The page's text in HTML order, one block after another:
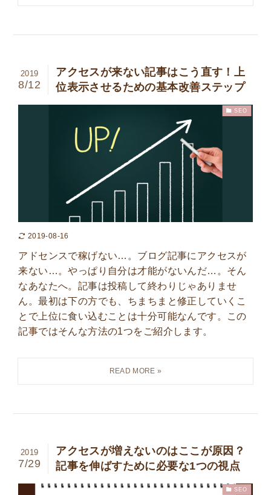
アクセスが来ない記事はこう直す！上
位表示させるための基本改善ステップ
2019
8/12
SEO
2019-08-16
アドセンスで稼げない…。ブログ記事にアクセスが
来ない…。やっぱり自分は才能がないんだ…。そん
なあなたへ。記事は投稿して終わりじゃありませ
ん。最初は下の方でも、ちまちまと修正していくこ
とで上位に食い込むことは十分可能なんです。この
記事ではそんな方法の1つをご紹介します。
アクセスが増えないのはここが原因？
記事を伸ばすために必要な1つの視点
2019
7/29
SEO